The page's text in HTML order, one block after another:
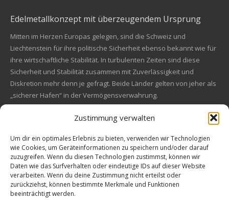
Zustimmung verwalten
Um dir ein optimales Erlebnis zu bieten, verwenden wir Technologien
wie Cookies, um Geräteinformationen zu speichern und/oder darauf
zuzugreifen. Wenn du diesen Technologien zustimmst, können wir
Daten wie das Surfverhalten oder eindeutige IDs auf dieser Website
verarbeiten. Wenn du deine Zustimmung nicht erteilst oder
zurückziehst, können bestimmte Merkmale und Funktionen
beeinträchtigt werden.
Edelmetallkonzept mit überzeugendem Ursprung
Mitten im Herzen Europas gelegen, sind die Schweiz und
Liechtenstein für ihre politische Sicherheit ebenso bekannt wie für
ihre wirtschaftliche Stabilität. In turbulenten Zeiten sind diese
Sicherheit und Stabilität zusammen mit Zuverlässigkeit und
Diskretion mehr denn je gefragt. Beide Länder gelten von jeher als
„sicherer Hafen“ in der Vermögensverwahrung.
Financial concept of convincing origin
Located in the heart of Europe, Switzerland and Liechtenstein are
also known for their political safety as for their economic stability.
In these turbulent times, security and stability along with reliability
and discretion are more in demand than ever. Both countries are
always a "safe haven" in asset safe.
Kundenbewertungen und Erfahrungen zu
EM Global Service AG